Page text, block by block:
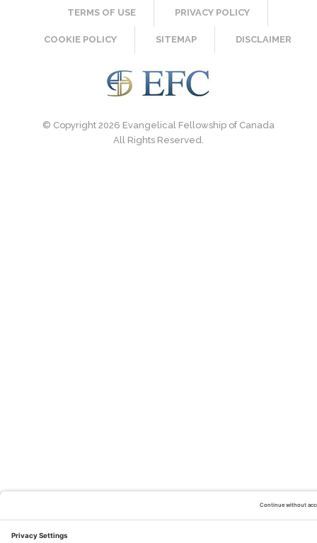
TERMS OF USE PRIVACY POLICY
COOKIE POLICY SITEMAP DISCLAIMER
© Copyright 2026 Evangelical Fellowship of Canada
All Rights Reserved.